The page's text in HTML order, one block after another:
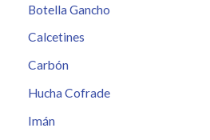
Botella Gancho
Calcetines
Carbón
Hucha Cofrade
Imán